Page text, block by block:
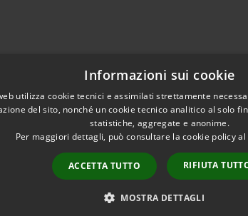
Area Interna
Informazioni sui cookie
utilizza cookie tecnici e assimilati strettamente
del sito, nonché un cookie tecnico analitico al solo
statistiche, aggregate e anonime.
Per maggiori dettagli, può consultare la cookie policy al
ACCETTA TUTTO RIFIUTA
MOSTRA DETTAGLI